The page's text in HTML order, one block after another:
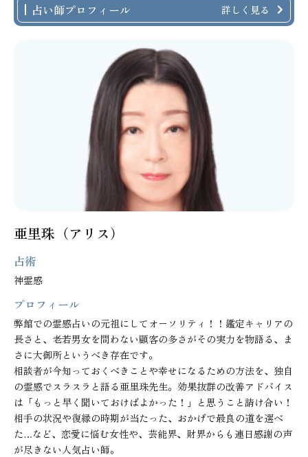
占い師プロフィール 詳しく見る
亜里珠（アリス）
占術
神霊感
プロフィール
弊館での霊感占いの元祖にしてオーソリティ！！鑑定キャリアの
長さと、老若男女を問わない顧客の多さがその実力を物語る、ま
さに大御所というべき存在です。
相談者が今知っておくべきことや幸せになるための方法を、独自
の霊感でスラスラと語る亜里珠先生。効果抜群の改善アドバイス
は「もっと早く聞いておけばよかった！」と思うこと請け合い！
相手の状況や復縁の時期が当たった、おかげで最良の道を選べ
た…など、恋愛に悩む女性や、芸能界、財界からも連日感謝の声
が尽きない人気占い師。